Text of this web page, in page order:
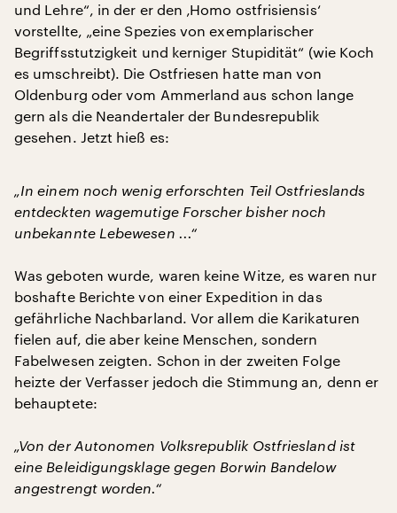
und Lehre“, in der er den ‚Homo ostfrisiensis‘
vorstellte, „eine Spezies von exemplarischer
Begriffsstutzigkeit und kerniger Stupidität“ (wie Koch
es umschreibt). Die Ostfriesen hatte man von
Oldenburg oder vom Ammerland aus schon lange
gern als die Neandertaler der Bundesrepublik
gesehen. Jetzt hieß es:
„In einem noch wenig erforschten Teil Ostfrieslands
entdeckten wagemutige Forscher bisher noch
unbekannte Lebewesen ...“
Was geboten wurde, waren keine Witze, es waren nur
boshafte Berichte von einer Expedition in das
gefährliche Nachbarland. Vor allem die Karikaturen
fielen auf, die aber keine Menschen, sondern
Fabelwesen zeigten. Schon in der zweiten Folge
heizte der Verfasser jedoch die Stimmung an, denn er
behauptete:
„Von der Autonomen Volksrepublik Ostfriesland ist
eine Beleidigungsklage gegen Borwin Bandelow
angestrengt worden.“